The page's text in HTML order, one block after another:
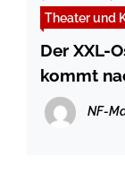
Theater und
Der XXL-
kommt
NF-